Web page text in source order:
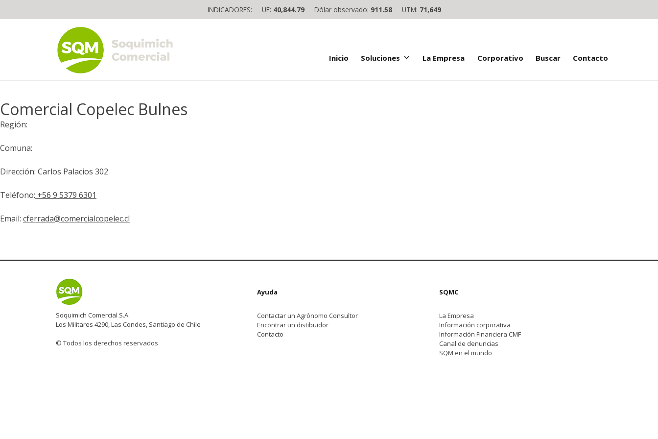
to
INDICADORES: UF: 40,844.79 Dólar observado: 911.58 UTM: 71,649
The worldwide business formula
Inicio Soluciones La Empresa Corporativo Buscar Contacto
Comercial Copelec Bulnes
Región:
Comuna:
Dirección: Carlos Palacios 302
Teléfono: +56 9 5379 6301
Email: cferrada@comercialcopelec.cl
Soquimich Comercial S.A.
Los Militares 4290, Las Condes, Santiago de Chile
© Todos los derechos reservados
Ayuda
Contactar un Agrónomo Consultor
Encontrar un distibuidor
Contacto
SQMC
La Empresa
Información corporativa
Información Financiera CMF
Canal de denuncias
SQM en el mundo